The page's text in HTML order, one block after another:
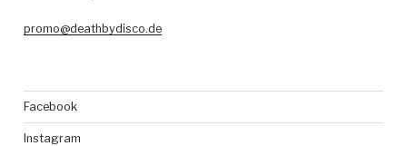
promo@deathbydisco.de
Facebook
Instagram